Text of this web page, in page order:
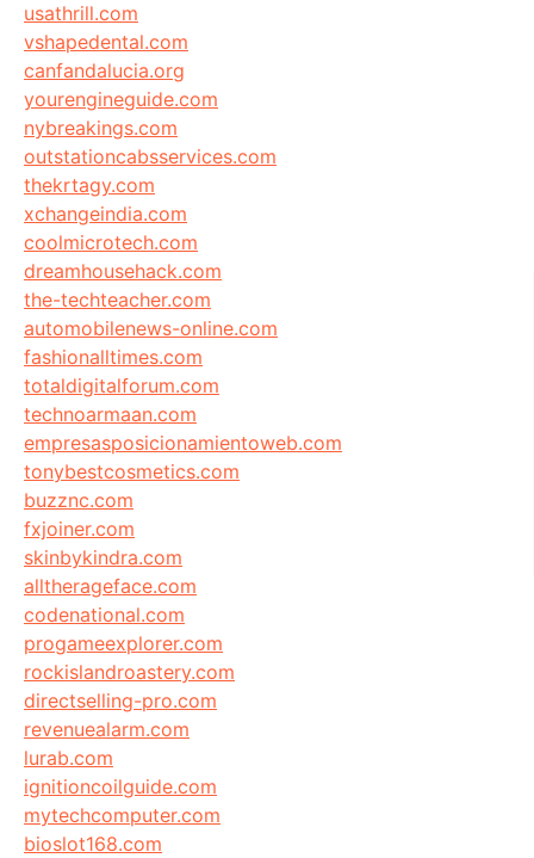
usathrill.com
vshapedental.com
canfandalucia.org
yourengineguide.com
nybreakings.com
outstationcabsservices.com
thekrtagy.com
xchangeindia.com
coolmicrotech.com
dreamhousehack.com
the-techteacher.com
automobilenews-online.com
fashionalltimes.com
totaldigitalforum.com
technoarmaan.com
empresasposicionamientoweb.com
tonybestcosmetics.com
buzznc.com
fxjoiner.com
skinbykindra.com
alltherageface.com
codenational.com
progameexplorer.com
rockislandroastery.com
directselling-pro.com
revenuealarm.com
lurab.com
ignitioncoilguide.com
mytechcomputer.com
bioslot168.com